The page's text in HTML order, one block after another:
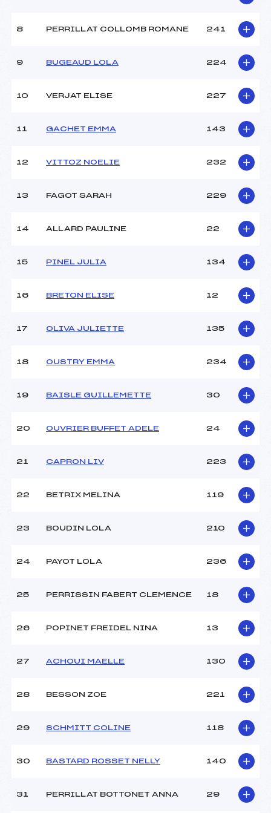
c-c- – – –
8 PERRILLAT COLLOMB ROMANE 241
9 BUGEAUD LOLA 224
10 VERJAT ELISE 227
11 GACHET EMMA 143
12 VITTOZ NOELIE 232
13 FAGOT SARAH 229
14 ALLARD PAULINE 22
15 PINEL JULIA 134
16 BRETON ELISE 12
17 OLIVA JULIETTE 135
18 OUSTRY EMMA 234
19 BAISLE GUILLEMETTE 30
20 OUVRIER BUFFET ADELE 24
21 CAPRON LIV 223
22 BETRIX MELINA 119
23 BOUDIN LOLA 210
24 PAYOT LOLA 236
25 PERRISSIN FABERT CLEMENCE 18
26 POPINET FREIDEL NINA 13
27 ACHOUI MAELLE 130
28 BESSON ZOE 221
29 SCHMITT COLINE 118
30 BASTARD ROSSET NELLY 140
31 PERRILLAT BOTTONET ANNA 29